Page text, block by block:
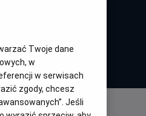
Twoje dane
w
w serwisach
zgody, chcesz
Jeśli